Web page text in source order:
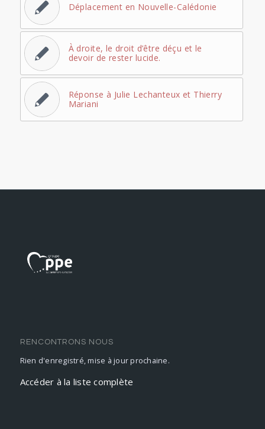
Déplacement en Nouvelle-Calédonie
À droite, le droit d’être déçu et le
devoir de rester lucide.
Réponse à Julie Lechanteux et Thierry
Mariani
RENCONTRONS NOUS
Rien d'enregistré, mise à jour prochaine.
Accéder à la liste complète